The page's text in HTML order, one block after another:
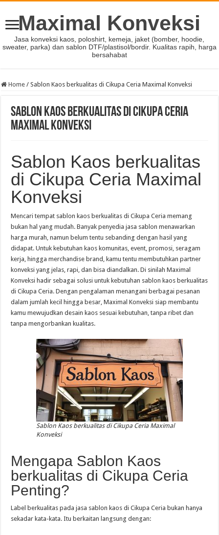
Maximal Konveksi
Jasa konveksi kaos, poloshirt, kemeja, jaket (bomber, hoodie,
sweater, parka) dan sablon DTF/plastisol/bordir. Kualitas rapih, harga
bersahabat
Home / Sablon Kaos berkualitas di Cikupa Ceria Maximal Konveksi
Sablon Kaos berkualitas di Cikupa Ceria
Maximal Konveksi
Sablon Kaos berkualitas
di Cikupa Ceria Maximal
Konveksi
Mencari tempat sablon kaos berkualitas di Cikupa Ceria memang
bukan hal yang mudah. Banyak penyedia jasa sablon menawarkan
harga murah, namun belum tentu sebanding dengan hasil yang
didapat. Untuk kebutuhan kaos komunitas, event, promosi, seragam
kerja, hingga merchandise brand, kamu tentu membutuhkan partner
konveksi yang jelas, rapi, dan bisa diandalkan. Di sinilah Maximal
Konveksi hadir sebagai solusi untuk kebutuhan sablon kaos berkualitas
di Cikupa Ceria. Dengan pengalaman menangani berbagai pesanan
dalam jumlah kecil hingga besar, Maximal Konveksi siap membantu
kamu mewujudkan desain kaos sesuai kebutuhan, tanpa ribet dan
tanpa mengorbankan kualitas.
Sablon Kaos berkualitas di Cikupa Ceria Maximal
Konveksi
Mengapa Sablon Kaos
berkualitas di Cikupa Ceria
Penting?
Label berkualitas pada jasa sablon kaos di Cikupa Ceria bukan hanya
sekadar kata-kata. Itu berkaitan langsung dengan: